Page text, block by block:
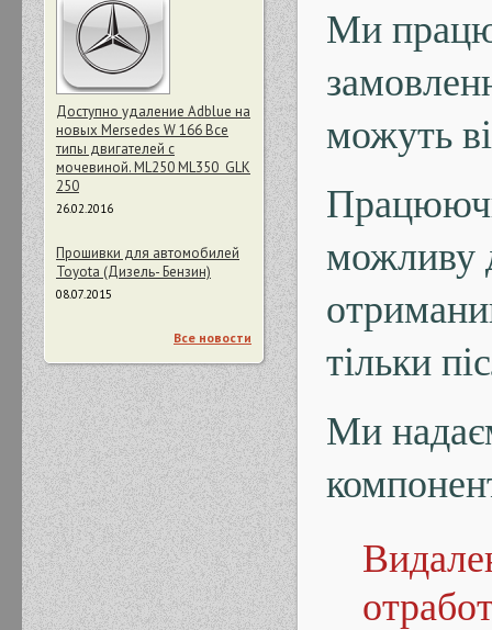
Ми
можуть
можливу
тільки
Ми
Доступно удаление Adblue на
новых Mersedes W 166 Все
типы двигателей с
мочевиной. ML250 ML350 GLK
250
26.02.2016
Прошивки для автомобилей
Toyota (Дизель- Бензин)
08.07.2015
Все новости